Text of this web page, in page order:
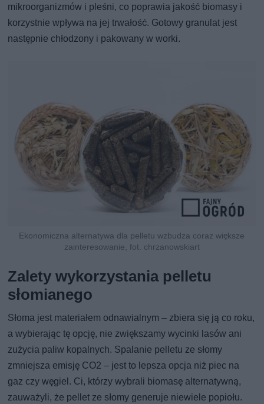
mikroorganizmów i pleśni, co poprawia jakość biomasy i
korzystnie wpływa na jej trwałość. Gotowy granulat jest
następnie chłodzony i pakowany w worki.
Ekonomiczna alternatywa dla pelletu wzbudza coraz większe
zainteresowanie, fot. chrzanowskiart
Zalety wykorzystania pelletu
słomianego
Słoma jest materiałem odnawialnym – zbiera się ją co roku,
a wybierając tę opcję, nie zwiększamy wycinki lasów ani
zużycia paliw kopalnych. Spalanie pelletu ze słomy
zmniejsza emisję CO2 – jest to lepsza opcja niż piec na
gaz czy węgiel. Ci, którzy wybrali biomasę alternatywną,
zauważyli, że pellet ze słomy generuje niewiele popiołu.